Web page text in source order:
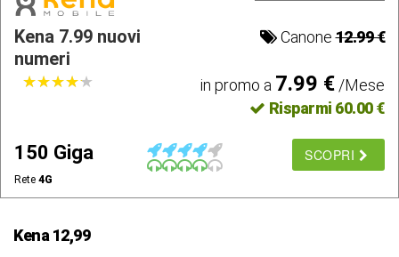
Kena 7.99 nuovi
numeri
Canone12.99 €
★★★★★
★★★★★ in promo a 7.99 €/Mese
Risparmi 60.00 €
150 Giga
Rete 4G
SCOPRI
Kena 12,99